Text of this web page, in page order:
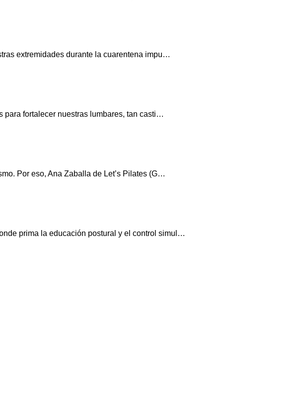
extremidades durante la cuarentena impu…
para fortalecer nuestras lumbares, tan casti…
Por eso, Ana Zaballa de Let’s Pilates (G…
prima la educación postural y el control simul…